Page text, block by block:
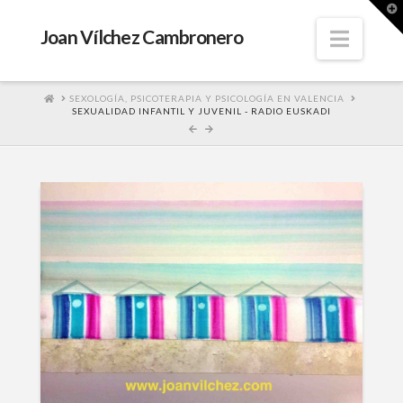
Joan Vílchez Cambronero
HOMESEXOLOGÍA, PSICOTERAPIA Y PSICOLOGÍA EN VALENCIA
SEXUALIDAD INFANTIL Y JUVENIL - RADIO EUSKADI